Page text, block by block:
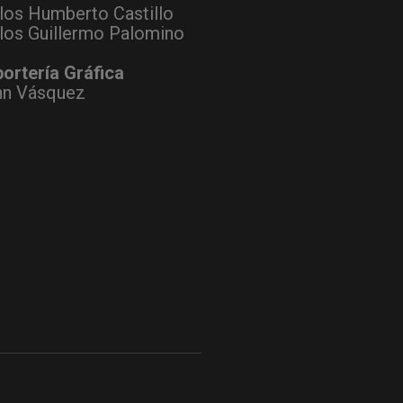
Humberto Castillo
Guillermo Palomino
Gráfica
Vásquez